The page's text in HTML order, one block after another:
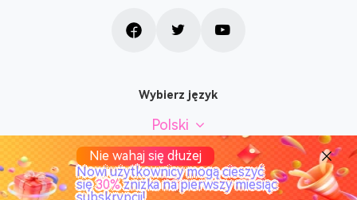
Wybierz język
Polski
Nie wahaj się dłużej
Nowi użytkownicy mogą cieszyć
się30%zniżka na pierwszy miesiąc